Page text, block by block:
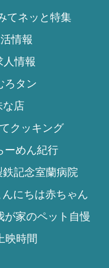
てネッと特集
情報
人情報
ろタン
な店
クッキング
ーめん紀行
鉄記念室蘭病院
んにちは赤ちゃん
が家のペット自慢
映時間